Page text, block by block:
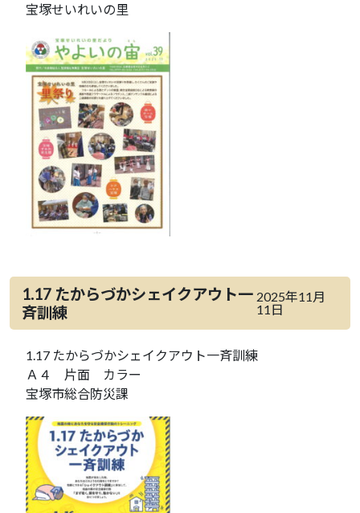
宝塚せいれいの里
1.17 たからづかシェイクアウト一
斉訓練
2025年11月
11日
1.17 たからづかシェイクアウト一斉訓練
Ａ４ 片面 カラー
宝塚市総合防災課